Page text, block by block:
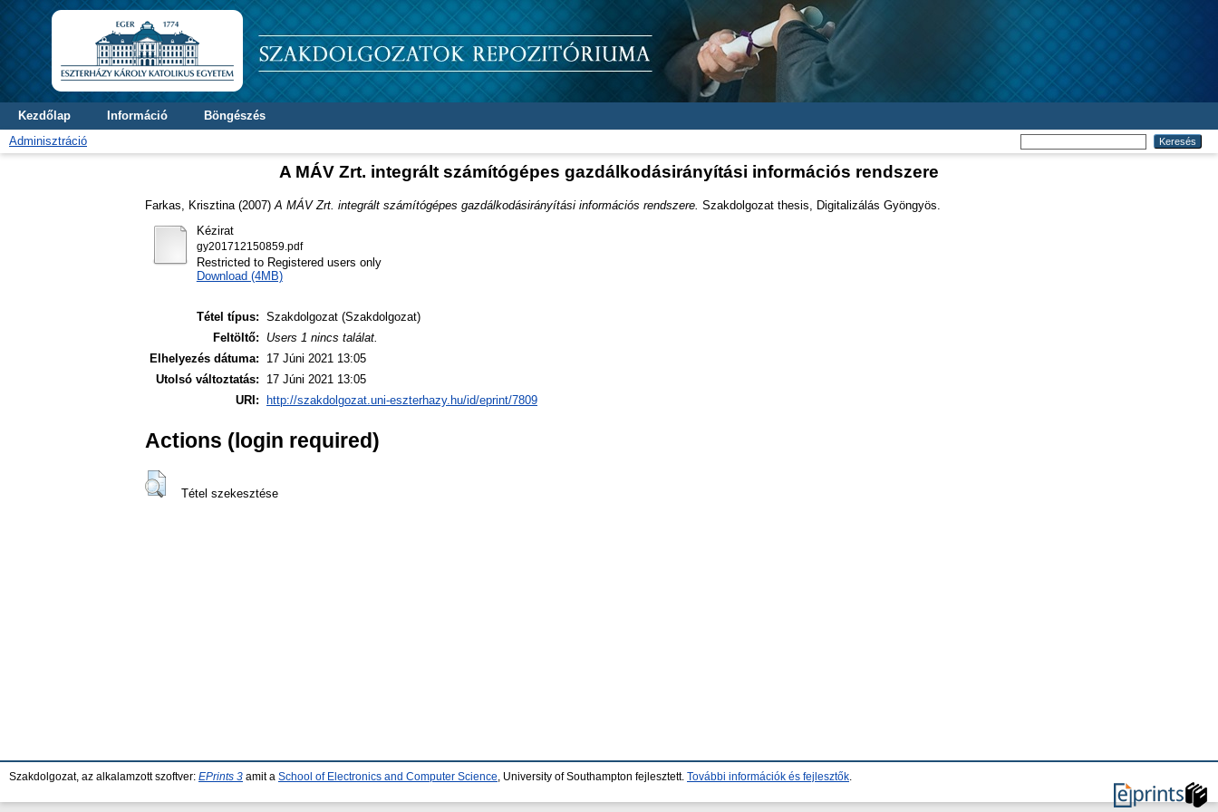
Kezdőlap Információ
Böngészés
Adminisztráció
A MÁV Zrt. integrált számítógépes gazdálkodásirányítási információs rendszere
Farkas, Krisztina (2007) A MÁV Zrt. integrált számítógépes gazdálkodásirányítási információs rendszere. Szakdolgozat thesis, Digitalizálás Gyöngyös.
Kézirat
gy201712150859.pdf
Restricted to Registered users only
Download (4MB)
Tétel típus: Szakdolgozat (Szakdolgozat)
Feltöltő:
Users 1 nincs találat.
Elhelyezés dátuma:
17 Júni 2021 13:05
Utolsó változtatás:
17 Júni 2021 13:05
URI:
http://szakdolgozat.uni-eszterhazy.hu/id/eprint/7809
Actions (login required)
Tétel szekesztése
Szakdolgozat, az alkalamzott szoftver: EPrints 3 amit a School of Electronics and Computer Science , University of Southampton fejlesztett. További információk és fejlesztők